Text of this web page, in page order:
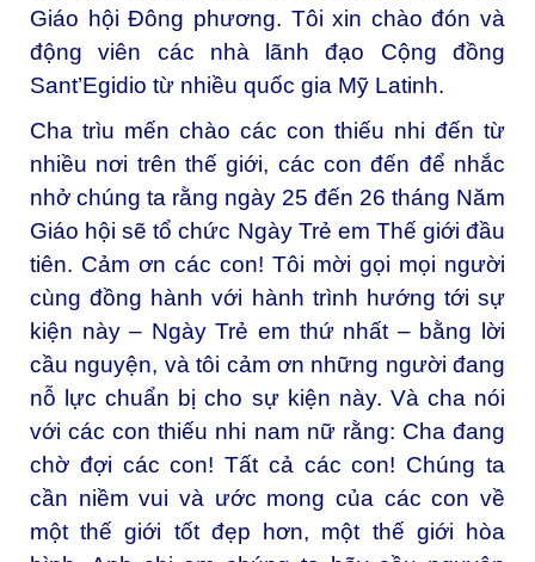
Giáo hội Đông phương. Tôi xin chào đón và
động viên các nhà lãnh đạo Cộng đồng
Sant’Egidio từ nhiều quốc gia Mỹ Latinh.
Cha trìu mến chào các con thiếu nhi đến từ
nhiều nơi trên thế giới, các con đến để nhắc
nhở chúng ta rằng ngày 25 đến 26 tháng Năm
Giáo hội sẽ tổ chức Ngày Trẻ em Thế giới đầu
tiên. Cảm ơn các con! Tôi mời gọi mọi người
cùng đồng hành với hành trình hướng tới sự
kiện này – Ngày Trẻ em thứ nhất – bằng lời
cầu nguyện, và tôi cảm ơn những người đang
nỗ lực chuẩn bị cho sự kiện này. Và cha nói
với các con thiếu nhi nam nữ rằng: Cha đang
chờ đợi các con! Tất cả các con! Chúng ta
cần niềm vui và ước mong của các con về
một thế giới tốt đẹp hơn, một thế giới hòa